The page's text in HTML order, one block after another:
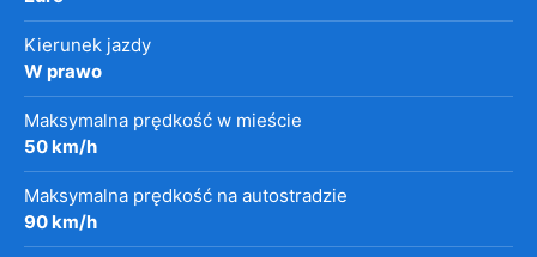
Kierunek jazdy
W prawo
Maksymalna prędkość w mieście
50 km/h
Maksymalna prędkość na autostradzie
90 km/h